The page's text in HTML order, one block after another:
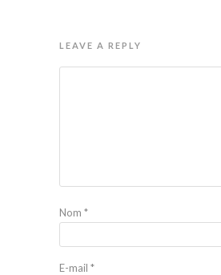
LEAVE A REPLY
Nom *
E-mail *